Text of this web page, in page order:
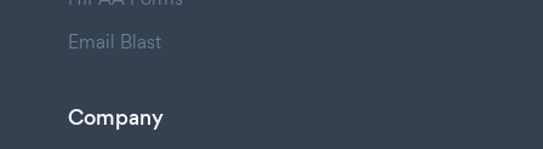
Email Blast
Company